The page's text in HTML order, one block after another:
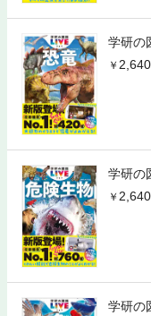
学研の
2,640
学研の
2,640
学研の